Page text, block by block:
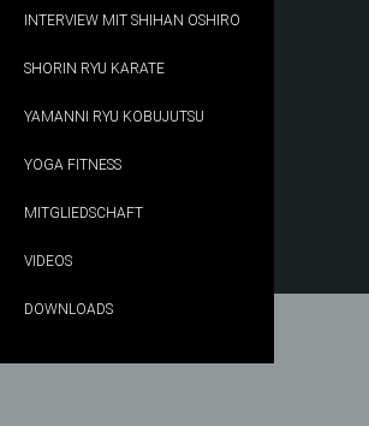
INTERVIEW MIT SHIHAN OSHIRO
SHORIN RYU KARATE
YAMANNI RYU KOBUJUTSU
YOGA FITNESS
MITGLIEDSCHAFT
VIDEOS
DOWNLOADS